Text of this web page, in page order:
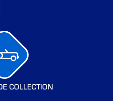
COLLECTION